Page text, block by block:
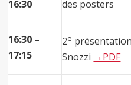
16:30
des posters
16:30 –
17:15
2e
Snozzi →PDF